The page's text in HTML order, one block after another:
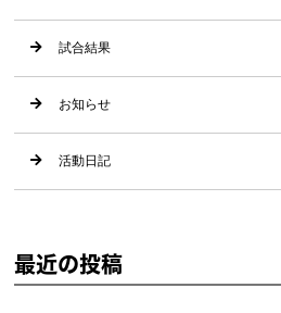
試合結果
お知らせ
活動日記
最近の投稿